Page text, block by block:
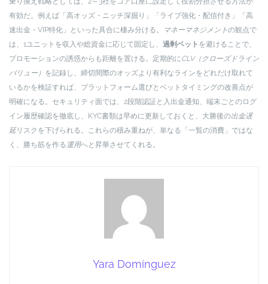
有効だ。例えば「高オッズ・ニッチ深掘り」「ライブ強化・配信付き」「高
速出金・VIP特化」といった具合に棲み分ける。
マネーマネジメントの観点で
は、1ユニットを収入や総資金に応じて固定し、 過剰ベット を避けることで、
プロモーションの誘惑からも距離を置ける。定期的にCLV（クローズドライン
バリュー） を記録し、締切間際のオッズより有利なラインをどれだけ取れて
いるかを検証すれば、プラットフォーム選びとベットタイミングの改善点が
明確になる。セキュリティ面では、2段階認証と入出金通知、端末ごとのログ
イン履歴確認を徹底し、KYC書類は早めに更新しておくと、大勝後の出金遅
延 リスクを下げられる。これらの積み重ねが、単なる「一覧の消費」ではな
く、勝ち筋を作る運用へと昇華させてくれる。
Yara Domínguez